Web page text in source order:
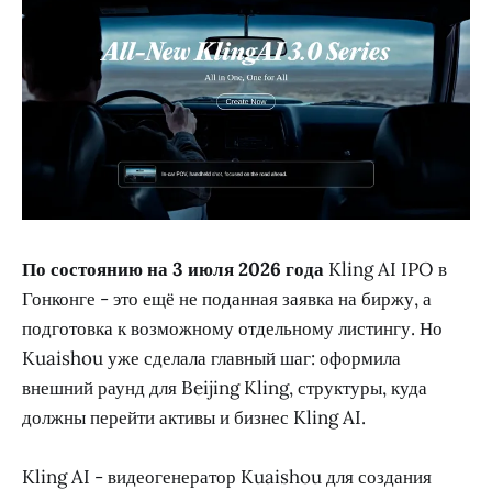
По состоянию на 3 июля 2026 года Kling AI IPO в
Гонконге - это ещё не поданная заявка на биржу, а
подготовка к возможному отдельному листингу. Но
Kuaishou уже сделала главный шаг: оформила
внешний раунд для Beijing Kling, структуры, куда
должны перейти активы и бизнес Kling AI.
Kling AI - видеогенератор Kuaishou для создания